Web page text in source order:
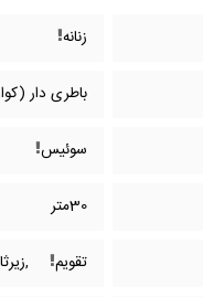
زنانه
باطری دار
سوئیس
30متر
تقویم